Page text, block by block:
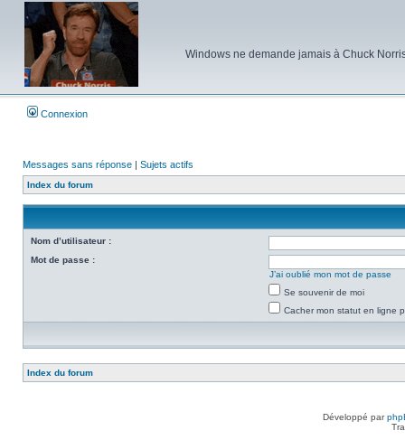
Windows ne demande jamais à Chuck
Connexion
Messages sans réponse | Sujets actifs
Index du forum
Nom d’utilisateur :
Mot de passe :
J’ai oublié mon mot de passe
Se souvenir de moi
Cacher mon statut en ligne
Index du forum
Développé par